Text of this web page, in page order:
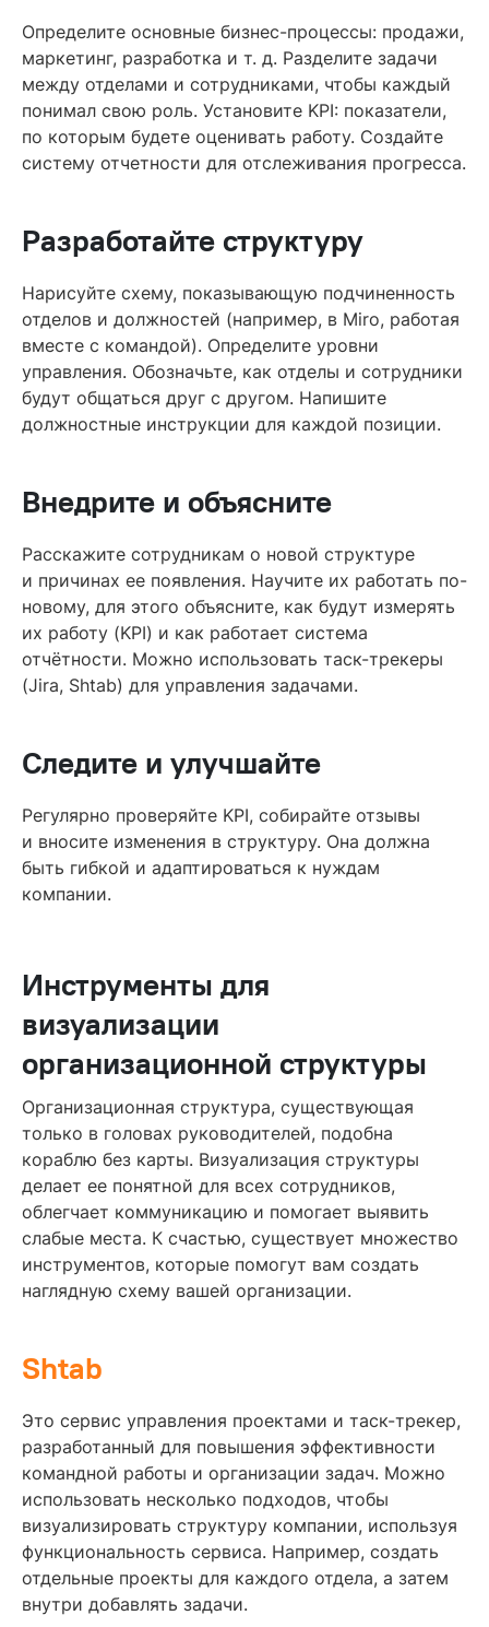
Определите основные бизнес-процессы: продажи,
маркетинг, разработка и т. д. Разделите задачи
между отделами и сотрудниками, чтобы каждый
понимал свою роль. Установите KPI: показатели,
по которым будете оценивать работу. Создайте
систему отчетности для отслеживания прогресса.
Разработайте структуру
Нарисуйте схему, показывающую подчиненность
отделов и должностей (например, в Miro, работая
вместе с командой). Определите уровни
управления. Обозначьте, как отделы и сотрудники
будут общаться друг с другом. Напишите
должностные инструкции для каждой позиции.
Внедрите и объясните
Расскажите сотрудникам о новой структуре
и причинах ее появления. Научите их работать по-
новому, для этого объясните, как будут измерять
их работу (KPI) и как работает система
отчётности. Можно использовать таск-трекеры
(Jira, Shtab) для управления задачами.
Следите и улучшайте
Регулярно проверяйте KPI, собирайте отзывы
и вносите изменения в структуру. Она должна
быть гибкой и адаптироваться к нуждам
компании.
Инструменты для
визуализации
организационной структуры
Организационная структура, существующая
только в головах руководителей, подобна
кораблю без карты. Визуализация структуры
делает ее понятной для всех сотрудников,
облегчает коммуникацию и помогает выявить
слабые места. К счастью, существует множество
инструментов, которые помогут вам создать
наглядную схему вашей организации.
Shtab
Это сервис управления проектами и таск-трекер,
разработанный для повышения эффективности
командной работы и организации задач. Можно
использовать несколько подходов, чтобы
визуализировать структуру компании, используя
функциональность сервиса. Например, создать
отдельные проекты для каждого отдела, а затем
внутри добавлять задачи.